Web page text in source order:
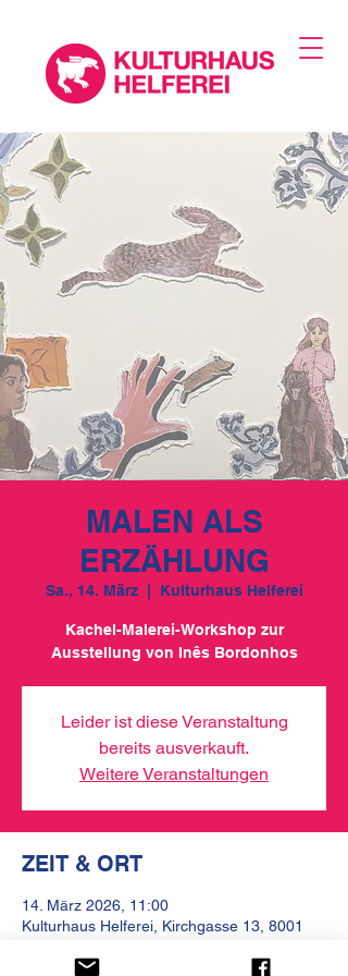
MALEN ALS
ERZÄHLUNG
Sa., 14. März
  |
Kulturhaus Helferei
Kachel-Malerei-Workshop zur
Ausstellung von Inês Bordonhos
Leider ist diese Veranstaltung
bereits ausverkauft.
Weitere Veranstaltungen
ZEIT & ORT
14. März 2026, 11:00
Kulturhaus Helferei, Kirchgasse 13, 8001